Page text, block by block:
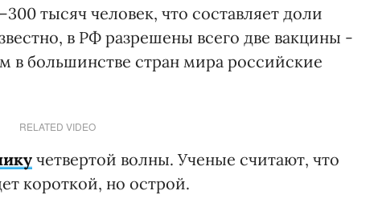
тысяч человек, что составляет доли
в РФ разрешены всего две вакцины -
в большинстве стран мира российские
RELATED VIDEO
четвертой волны. Ученые считают, что
короткой, но острой.